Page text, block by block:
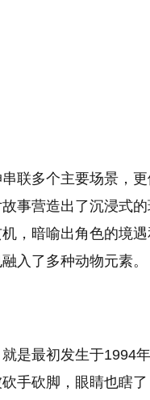
联多个主要场景，
事营造出了沉浸式
，暗喻出角色的境遇
入了多种动物元素。
是最初发生于1994
手砍脚，眼睛也瞎